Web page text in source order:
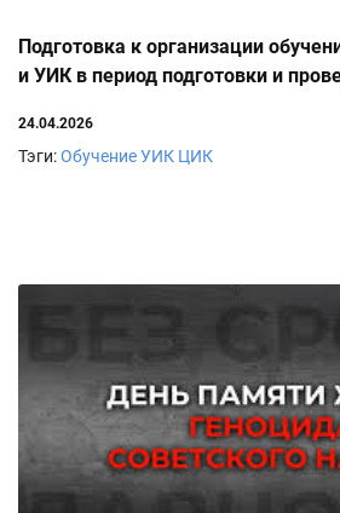
Подготовка к организации
и УИК в период подготовки и
24.04.2026
Тэги:Обучение УИК ЦИК